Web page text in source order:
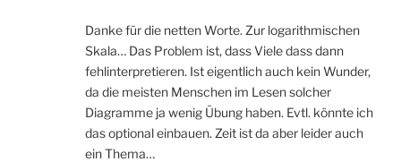
Danke für die netten Worte. Zur logarithmischen
Skala… Das Problem ist, dass Viele dass dann
fehlinterpretieren. Ist eigentlich auch kein Wunder,
da die meisten Menschen im Lesen solcher
Diagramme ja wenig Übung haben. Evtl. könnte ich
das optional einbauen. Zeit ist da aber leider auch
ein Thema…